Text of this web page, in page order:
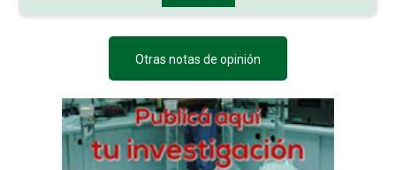
Otras notas de opinión